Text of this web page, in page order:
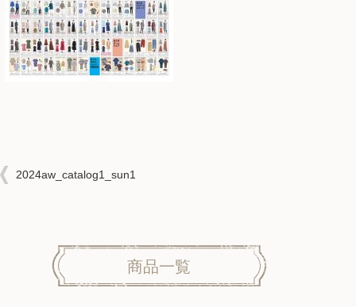
2024aw_catalog1_sun1
商品一覧